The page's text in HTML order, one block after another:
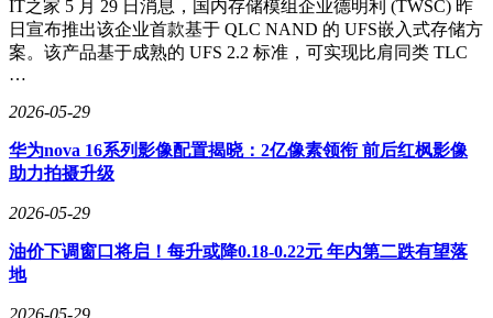
IT之家 5 月 29 日消息，国内存储模组企业德明利 (TWSC) 昨
日宣布推出该企业首款基于 QLC NAND 的 UFS嵌入式存储方
案。该产品基于成熟的 UFS 2.2 标准，可实现比肩同类 TLC
…
2026-05-29
华为nova 16系列影像配置揭晓：2亿像素领衔 前后红枫影像
助力拍摄升级
2026-05-29
油价下调窗口将启！每升或降0.18-0.22元 年内第二跌有望落
地
2026-05-29